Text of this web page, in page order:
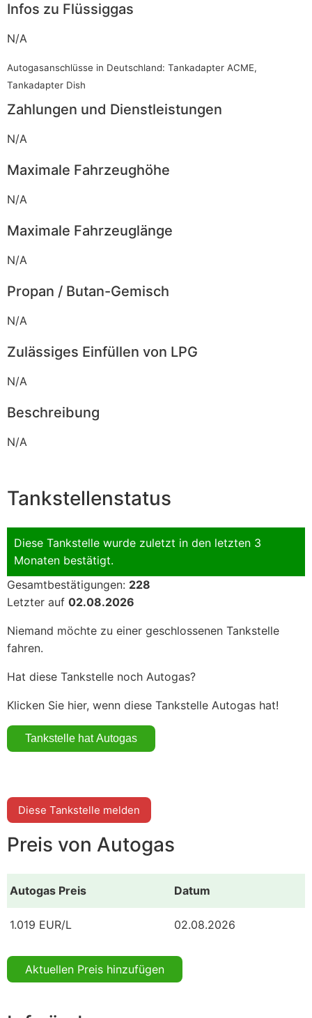
Infos zu Flüssiggas
N/A
Autogasanschlüsse in Deutschland: Tankadapter ACME,
Tankadapter Dish
Zahlungen und Dienstleistungen
N/A
Maximale Fahrzeughöhe
N/A
Maximale Fahrzeuglänge
N/A
Propan / Butan-Gemisch
N/A
Zulässiges Einfüllen von LPG
N/A
Beschreibung
N/A
Tankstellenstatus
Diese Tankstelle wurde zuletzt in den letzten 3
Monaten bestätigt.
Gesamtbestätigungen: 228
Letzter auf 02.08.2026
Niemand möchte zu einer geschlossenen Tankstelle
fahren.
Hat diese Tankstelle noch Autogas?
Klicken Sie hier, wenn diese Tankstelle Autogas hat!
Diese Tankstelle melden
Preis von Autogas
Autogas Preis Datum
1.019 EUR/L 02.08.2026
Aktuellen Preis hinzufügen